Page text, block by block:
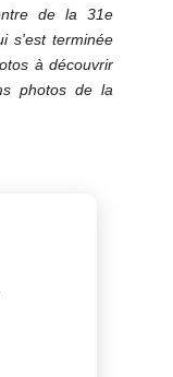
de la 31e
s'est terminée
à découvrir
photos de la